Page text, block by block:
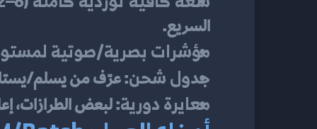
السريع.
مؤشرات بصرية/صوتية
جدول شحن: عرّف من يسلم/
معايرة دورية: لبعض الطرازات،